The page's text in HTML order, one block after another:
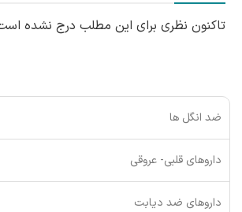
تاکنون نظری برای این مطلب درج نشده
ضد انگل ها
داروهای قلبی- عروقی
داروهای ضد دیابت